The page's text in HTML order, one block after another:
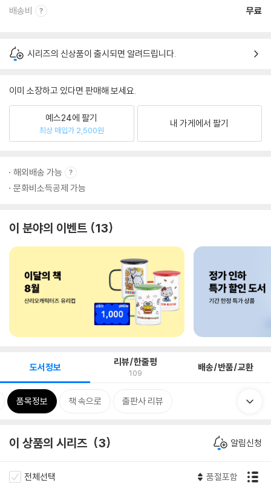
배송비 무료
시리즈의 신상품이 출시되면 알려드립니다.
이미 소장하고 있다면 판매해 보세요.
예스24에 팔기
최상 매입가 2,500원
내 가게에서 팔기
해외배송 가능
문화비소득공제 가능
이 분야의 이벤트 13
도서정보 리뷰/한줄평
109 배송/반품/교환
품목정보 책 속으로 출판사 리뷰
이 상품의 시리즈 3 알림신청
전체선택 품절포함